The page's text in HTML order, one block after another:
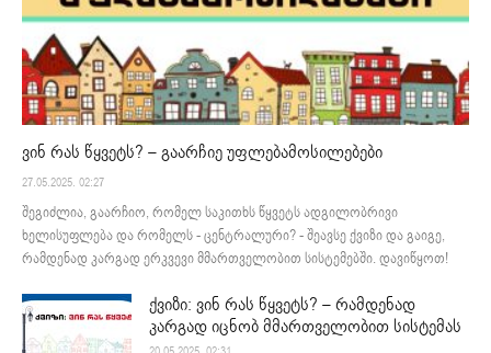
ვინ რას წყვეტს? – გაარჩიე უფლებამოსილებები
27.05.2025. 02:27
შეგიძლია, გაარჩიო, რომელ საკითხს წყვეტს ადგილობრივი
ხელისუფლება და რომელს - ცენტრალური? - შეავსე ქვიზი და გაიგე,
რამდენად კარგად ერკვევი მმართველობით სისტემებში. დავიწყოთ!
ქვიზი: ვინ რას წყვეტს? – რამდენად
კარგად იცნობ მმართველობით სისტემას